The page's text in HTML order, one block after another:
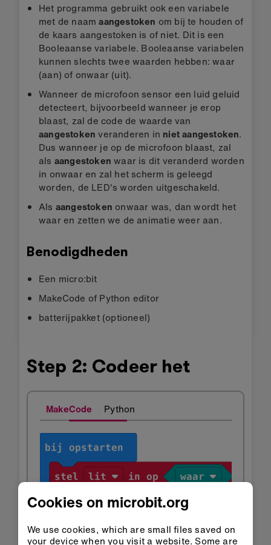
Het programma gebruikt ook een variabele
met de naamaangestoken om bij te houden of
de kaars aangestoken is of niet. Dit is een
Booleaanse variabele. Booleaanse variabelen
kunnen slechts twee waarden hebben: waar
(aan) of onwaar (uit).
Wanneer de microfoon sensor een luid geluid
detecteert, bijvoorbeeld wanneer je erop
blaast, zal de code de waarde van
aangestoken veranderen in niet aangestoken.
Dus wanneer je op de microfoon blaast, zal
als aangestoken waar is dit veranderd worden
in onwaar en zal het scherm is geleegd
worden, de LED's worden uitgeschakeld.
Als aangestoken onwaar was, dan wordt het
waar en zetten we de animatie weer aan.
Benodigdheden
Een micro:bit
MakeCode of Python editor
batterijpakket (optioneel)
Step 2: Codeer het
MakeCode Python
Cookies on microbit.org
We use cookies, which are small files saved on
your device when you visit a website. Some are